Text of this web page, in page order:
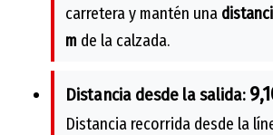
carretera y mantén una
m de la calzada.
Distancia desde la salida:
Distancia recorrida desde la